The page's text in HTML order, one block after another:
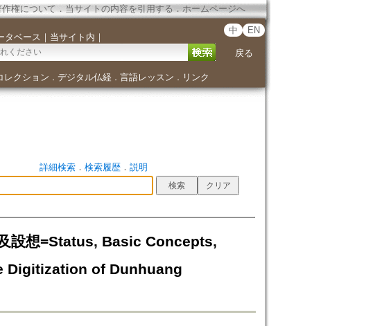
作権について．当サイトの内容を引用する ． ホームページへ
タベース ｜ 当サイト内 ｜
中 EN
戻る
レクション ． デジタル仏経． 言語レッスン ． リンク
詳細検索． 検索履歴． 説明
設想=Status, Basic Concepts,
Digitization of Dunhuang